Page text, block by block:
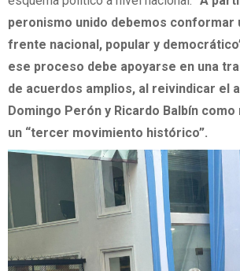
peronismo unido debemos conformar
frente nacional, popular y
ese proceso debe apoyarse en una
de acuerdos amplios, al reivindicar el
Domingo Perón y Ricardo Balbín
un “tercer movimiento histórico”.